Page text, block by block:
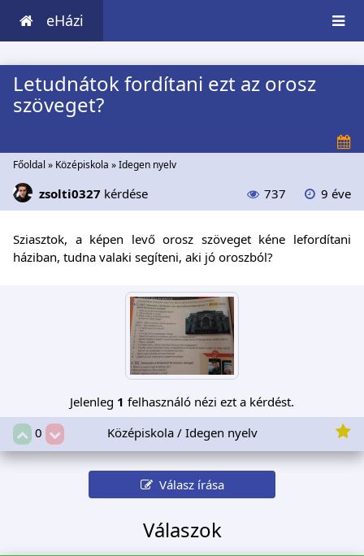
eHázi
Letudnátok fordítani ezt az orosz
szöveget?
Főoldal » Középiskola »Idegen nyelv
zsolti0327 kérdése 737 9 éve
Sziasztok, a képen levő orosz szöveget kéne lefordítani
háziban, tudna valaki segíteni, aki jó oroszból?
Jelenleg 1 felhasználó nézi ezt a kérdést.
0
Középiskola / Idegen nyelv
Válasz írása
Válaszok